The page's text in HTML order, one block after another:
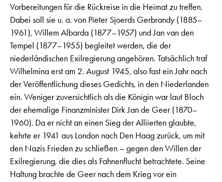
Vorbereitungen für die Rückreise in die Heimat zu treffen.
Dabei soll sie u. a. von Pieter Sjoerds Gerbrandy (1885–
1961), Willem Albarda (1877–1957) und Jan van den
Tempel (1877–1955) begleitet werden, die der
niederländischen Exilregierung angehören. Tatsächlich traf
Wilhelmina erst am 2. August 1945, also fast ein Jahr nach
der Veröffentlichung dieses Gedichts, in den Niederlanden
ein. Weniger zuversichtlich als die Königin war laut Bloch
der ehemalige Finanzminister Dirk Jan de Geer (1870–
1960). Da er nicht an einen Sieg der Alliierten glaubte,
kehrte er 1941 aus London nach Den Haag zurück, um mit
den Nazis Frieden zu schließen – gegen den Willen der
Exilregierung, die dies als Fahnenflucht betrachtete. Seine
Haltung brachte de Geer nach dem Krieg vor ein